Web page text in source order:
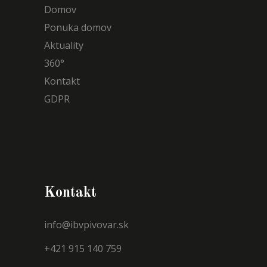
Domov
Ponuka domov
Aktuality
360°
Kontakt
GDPR
Kontakt
info@ibvpivovar.sk
+421 915 140 759